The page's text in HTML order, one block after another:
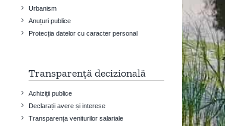
Urbanism
Anuțuri publice
Protecția datelor cu caracter personal
Transparență decizională
Achiziții publice
Declarații avere și interese
Transparența veniturilor salariale